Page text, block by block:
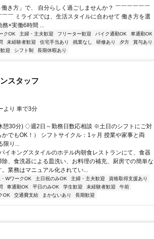
働き方」で、 自分らしく過ごしませんか？ ￣￣￣￣￣￣
￣ ミライズでは、生活スタイルに合わせて 働き方を選
務×実働6時間 ...
クOK 主婦・主夫歓迎 フリーター歓迎 バイク通勤OK
車通勤OK
未経験者歓迎 住宅手当あり 残業なし 研修あり 夕方
賞与あり
迎 シフト制 長期休暇あり
スタッフ
より 車で3分
憩30分) ◇週2日～勤務日数応相談 ※土日のシフトにご対
でもOK！） シフトサイクル：1ヶ月 授業や家事と両
限り...
イキングスタイルのホテル内朝食レストランにて、食器
、食洗器による皿洗い、お料理の補充、厨房での簡単な
業務はマニュアル化されてい...
WワークOK 土日祝のみOK 主婦・主夫歓迎
資格取得支援あり
車通勤OK 平日のみOK 学生歓迎 未経験者歓迎
午前
OK 交通費支給 まかないあり 長期歓迎